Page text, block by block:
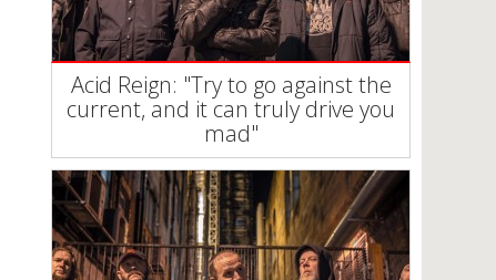
Acid Reign: "Try to go against the
current, and it can truly drive you
mad"